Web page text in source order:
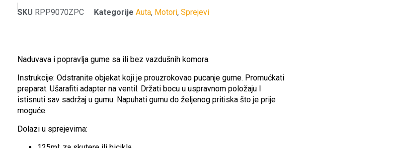
SKU RPP9070ZPC Kategorije Auta, Motori, Sprejevi
Naduvava i popravlja gume sa ili bez vazdušnih komora.
Instrukcije: Odstranite objekat koji je prouzrokovao pucanje gume. Promućkati
preparat. Ušarafiti adapter na ventil. Držati bocu u uspravnom položaju I
istisnuti sav sadržaj u gumu. Napuhati gumu do željenog pritiska što je prije
moguće.
Dolazi u sprejevima: